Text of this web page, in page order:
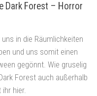
Dark Forest – Horror
in die Räumlichkeiten
und uns somit einen
gegönnt. Wie gruselig
Forest auch außerhalb
hier.